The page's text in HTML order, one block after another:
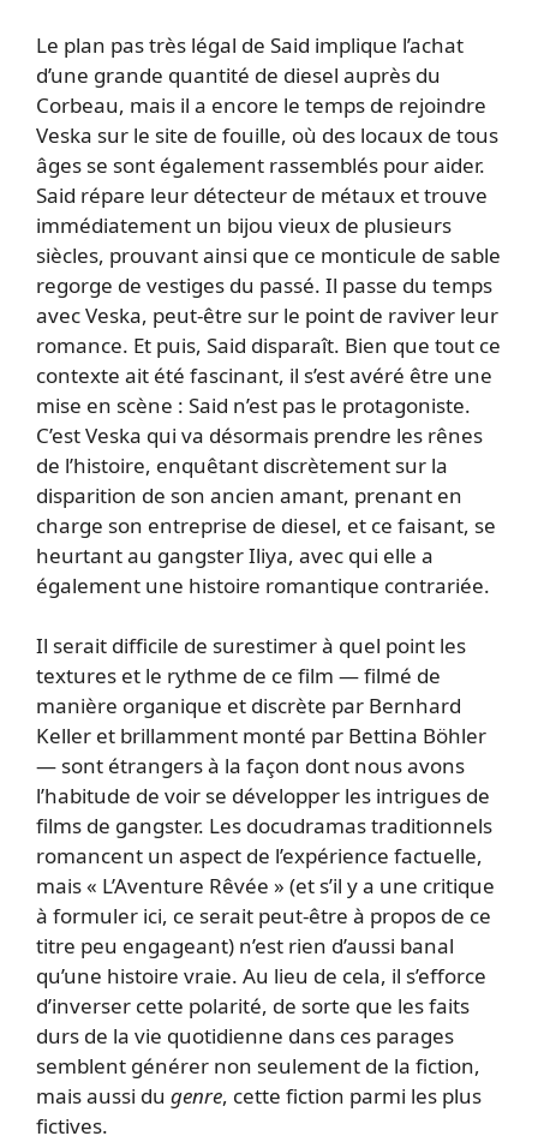
Le plan pas très légal de Said implique l’achat
d’une grande quantité de diesel auprès du
Corbeau, mais il a encore le temps de rejoindre
Veska sur le site de fouille, où des locaux de tous
âges se sont également rassemblés pour aider.
Said répare leur détecteur de métaux et trouve
immédiatement un bijou vieux de plusieurs
siècles, prouvant ainsi que ce monticule de sable
regorge de vestiges du passé. Il passe du temps
avec Veska, peut-être sur le point de raviver leur
romance. Et puis, Said disparaît. Bien que tout ce
contexte ait été fascinant, il s’est avéré être une
mise en scène : Said n’est pas le protagoniste.
C’est Veska qui va désormais prendre les rênes
de l’histoire, enquêtant discrètement sur la
disparition de son ancien amant, prenant en
charge son entreprise de diesel, et ce faisant, se
heurtant au gangster Iliya, avec qui elle a
également une histoire romantique contrariée.
Il serait difficile de surestimer à quel point les
textures et le rythme de ce film — filmé de
manière organique et discrète par Bernhard
Keller et brillamment monté par Bettina Böhler
— sont étrangers à la façon dont nous avons
l’habitude de voir se développer les intrigues de
films de gangster. Les docudramas traditionnels
romancent un aspect de l’expérience factuelle,
mais « L’Aventure Rêvée » (et s’il y a une critique
à formuler ici, ce serait peut-être à propos de ce
titre peu engageant) n’est rien d’aussi banal
qu’une histoire vraie. Au lieu de cela, il s’efforce
d’inverser cette polarité, de sorte que les faits
durs de la vie quotidienne dans ces parages
semblent générer non seulement de la fiction,
mais aussi du genre, cette fiction parmi les plus
fictives.